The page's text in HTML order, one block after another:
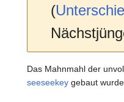
(
Das Mahnmahl der
seeseekey gebaut wurde.